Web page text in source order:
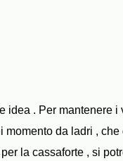
idea . Per mantenere i
da ladri ,
la cassaforte , si